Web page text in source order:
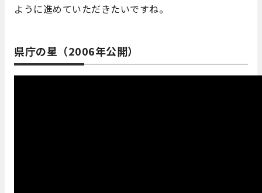
ように進めていただきたいですね。
県庁の星（2006年公開）